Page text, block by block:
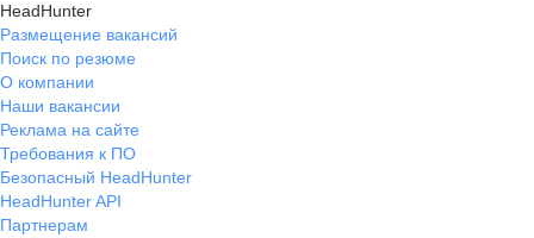
HeadHunter
Размещение вакансий
Поиск по резюме
О компании
Наши вакансии
Реклама на сайте
Требования к ПО
Безопасный HeadHunter
HeadHunter API
Партнерам